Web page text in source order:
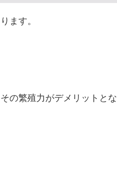
ます。
の繁殖力がデメリットとな